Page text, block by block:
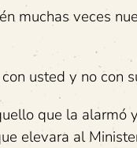
muchas veces
usted y no con
que la alarmó
elevara al